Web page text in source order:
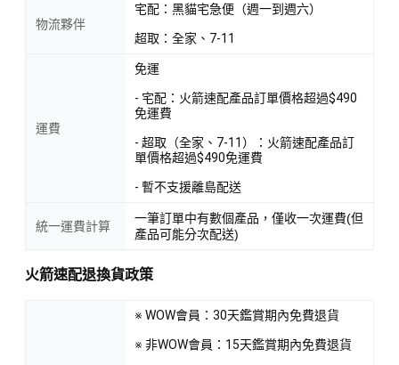
物流夥伴
宅配：黑貓宅急便（週一到週六）
超取：全家、7-11
運費
免運
- 宅配：火箭速配產品訂單價格超過$490
免運費
- 超取（全家、7-11）：火箭速配產品訂
單價格超過$490免運費
- 暫不支援離島配送
統一運費計算
一筆訂單中有數個產品，僅收一次運費(但
產品可能分次配送)
火箭速配退換貨政策
※ WOW會員：30天鑑賞期內免費退貨
※ 非WOW會員：15天鑑賞期內免費退貨